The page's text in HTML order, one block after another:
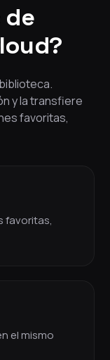
de
y la transfiere
favoritas,
favoritas,
el mismo